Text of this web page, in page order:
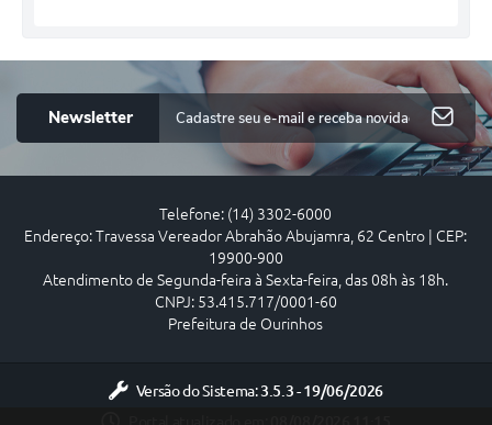
Newsletter
Telefone: (14) 3302-6000
Endereço: Travessa Vereador Abrahão Abujamra, 62 Centro | CEP:
19900-900
Atendimento de Segunda-feira à Sexta-feira, das 08h às 18h.
CNPJ: 53.415.717/0001-60
Prefeitura de Ourinhos
Versão do Sistema:3.5.3 - 19/06/2026